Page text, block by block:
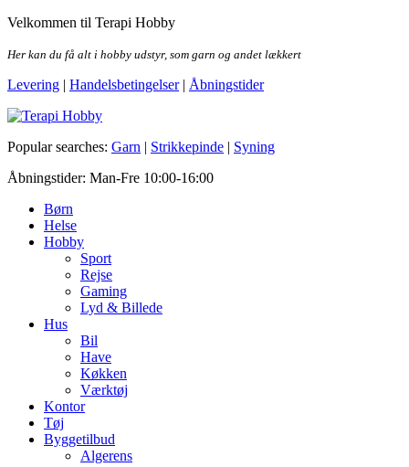
Skip
the
Velkommen til Terapi Hobby
Her kan du få alt i hobby udstyr, som garn og andet lækkert
Levering | Handelsbetingelser| Åbningstider
Terapi Hobby
Popular searches: Garn | Strikkepinde | Syning
Åbningstider: Man-Fre 10:00-16:00
Børn
Helse
Hobby
Sport
Rejse
Gaming
Lyd & Billede
Hus
Bil
Have
Køkken
Værktøj
Kontor
Tøj
Byggetilbud
Algerens